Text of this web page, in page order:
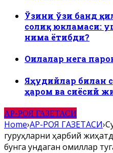
Ўзини ўзи банд
солиқ юкламаси:
нима ётибди?
Оилалар нега
Яҳудийлар билан
ҳаром ва сиёсий
АР-РОЯ ГАЗЕТАСИ
Home›АР-РОЯ ГАЗЕТАСИ›
гуруҳларни ҳарбий
бунга ундаган омиллар